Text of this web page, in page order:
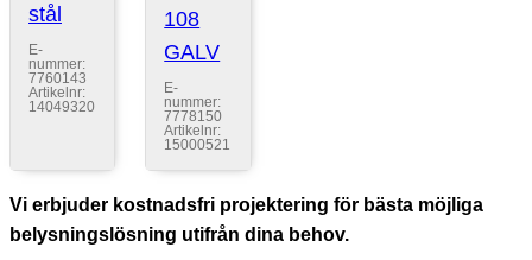
stål
E-
nummer:
7760143
Artikelnr:
14049320
108
GALV
E-
nummer:
7778150
Artikelnr:
15000521
Vi erbjuder kostnadsfri projektering för bästa möjliga
belysningslösning utifrån dina behov.